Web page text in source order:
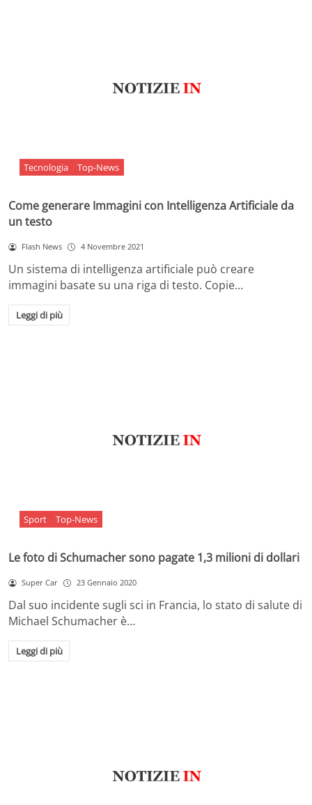
Tecnologia Top-News
Come generare Immagini con Intelligenza Artificiale da
un testo
Flash News 4 Novembre 2021
Un sistema di intelligenza artificiale può creare
immagini basate su una riga di testo. Copie…
Leggi di più
Sport Top-News
Le foto di Schumacher sono pagate 1,3 milioni di dollari
Super Car 23 Gennaio 2020
Dal suo incidente sugli sci in Francia, lo stato di salute di
Michael Schumacher è…
Leggi di più